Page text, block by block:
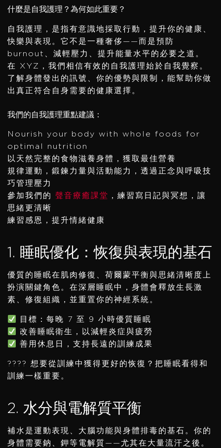
什麼是自我護理？為何如此重要？
自我護理，是指有意識地採取行動，提升你的健康、
快樂與表現。它不是一種奢侈——而是預防
burnout、減輕壓力、提升能量水平的必要之道。
在 XYZ，我們相信有效的自我護理始於自我覺察。
了解身體發出的訊號、你的優勢與限制，能幫助你做
出真正符合自身需要的健康選擇。
我們的自我護理重點建議：
Nourish your body with whole foods for
optimal nutrition
以天然完整的食物滋養身體，獲取最佳營養
規律運動，鍛鍊力量與活動能力，透過正念與呼吸技
巧管理壓力
參加我們的 聲音療癒課堂
，練習寫日記與冥想，讓
思緒更清晰
練習感恩，提升情緒健康
1. 睡眠優化：恢復與表現的基石
優質的睡眠在肌肉修復、荷爾蒙平衡與思緒清晰度上
扮演關鍵角色。在深層睡眠中，身體會釋放生長激
素、修復組織，並重置你的神經系統。
目標：每晚 7 至 9 小時優質睡眠
改善睡眠衛生，以減輕炎症與疲勞
善用休息日，支持長遠的訓練成果
???? 想要從訓練中獲得更好的恢復？把睡眠看得和
訓練一樣重要。
2. 水分與電解質平衡
補水是運動表現、大腦功能與身體排毒的基石。你的
身體需要鈉、鉀等電解質——尤其在大量流汗之後。